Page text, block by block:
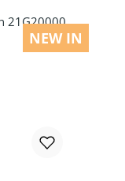
NEW IN